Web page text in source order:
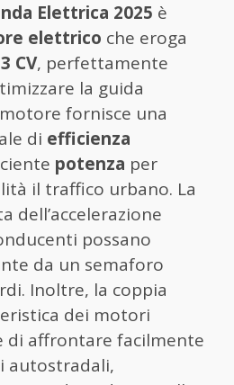
Elettrica 2025 è
elettrico che eroga
CV, perfettamente
la guida
fornisce una
di efficienza
potenza per
il traffico urbano. La
dell’accelerazione
possano
da un semaforo
Inoltre, la coppia
dei motori
affrontare facilmente
autostradali,